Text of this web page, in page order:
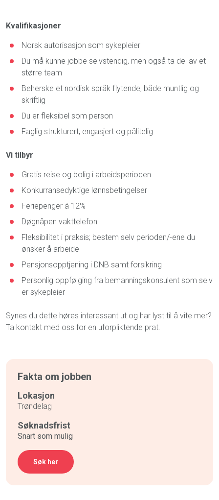
Kvalifikasjoner
Norsk autorisasjon som sykepleier
Du må kunne jobbe selvstendig, men også ta del av et
større team
Beherske et nordisk språk flytende, både muntlig og
skriftlig
Du er fleksibel som person
Faglig strukturert, engasjert og pålitelig
Vi tilbyr
Gratis reise og bolig i arbeidsperioden
Konkurransedyktige lønnsbetingelser
Feriepenger á 12%
Døgnåpen vakttelefon
Fleksibilitet i praksis; bestem selv perioden/-ene du
ønsker å arbeide
Pensjonsopptjening i DNB samt forsikring
Personlig oppfølging fra bemanningskonsulent som selv
er sykepleier
Synes du dette høres interessant ut og har lyst til å vite mer?
Ta kontakt med oss for en uforpliktende prat.
Fakta om jobben
Lokasjon
Trøndelag
Søknadsfrist
Snart som mulig
Søk her